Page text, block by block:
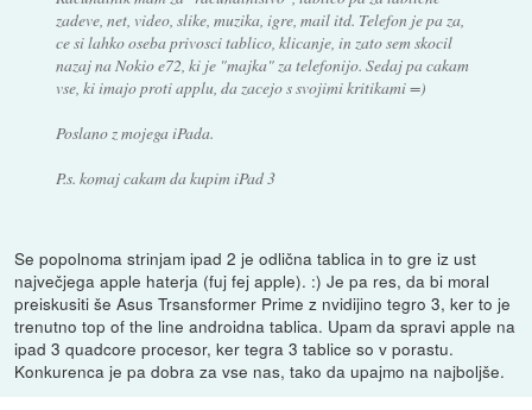
zadeve, net, video, slike, muzika, igre, mail itd. Telefon je pa za,
ce si lahko oseba privosci tablico, klicanje, in zato sem skocil
nazaj na Nokio e72, ki je "majka" za telefonijo. Sedaj pa cakam
vse, ki imajo proti applu, da zacejo s svojimi kritikami =)
Poslano z mojega iPada.
P.s. komaj cakam da kupim iPad 3
Se popolnoma strinjam ipad 2 je odlična tablica in to gre iz ust
največjega apple haterja (fuj fej apple). :) Je pa res, da bi moral
preiskusiti še Asus Trsansformer Prime z nvidijino tegro 3, ker to je
trenutno top of the line androidna tablica. Upam da spravi apple na
ipad 3 quadcore procesor, ker tegra 3 tablice so v porastu.
Konkurenca je pa dobra za vse nas, tako da upajmo na najboljše.